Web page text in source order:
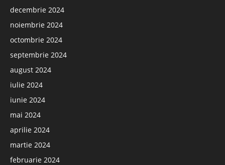
decembrie 2024
noiembrie 2024
octombrie 2024
septembrie 2024
august 2024
iulie 2024
iunie 2024
mai 2024
aprilie 2024
martie 2024
februarie 2024